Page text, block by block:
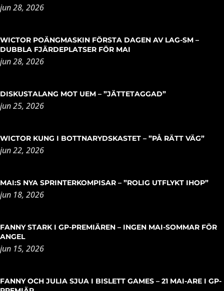
jun 28, 2026
WICTOR POÄNGMASKIN FÖRSTA DAGEN AV LAG-SM –
DUBBLA FJÄRDEPLATSER FÖR MAI
jun 28, 2026
DISKUSTALANG MOT UEM – ”JÄTTETAGGAD”
jun 25, 2026
WICTOR KUNG I BOTTNARYDSKASTET – ”PÅ RÄTT VÄG”
jun 22, 2026
MAI:S NYA SPRINTERKOMPISAR – ”ROLIG UTFLYKT IHOP”
jun 18, 2026
FANNY STARK I GP-PREMIÄREN – INGEN MAI-SOMMAR FÖR
ANGEL
jun 15, 2026
FANNY OCH JULIA SJUA I BISLETT GAMES – 21 MAI-ARE I GP-